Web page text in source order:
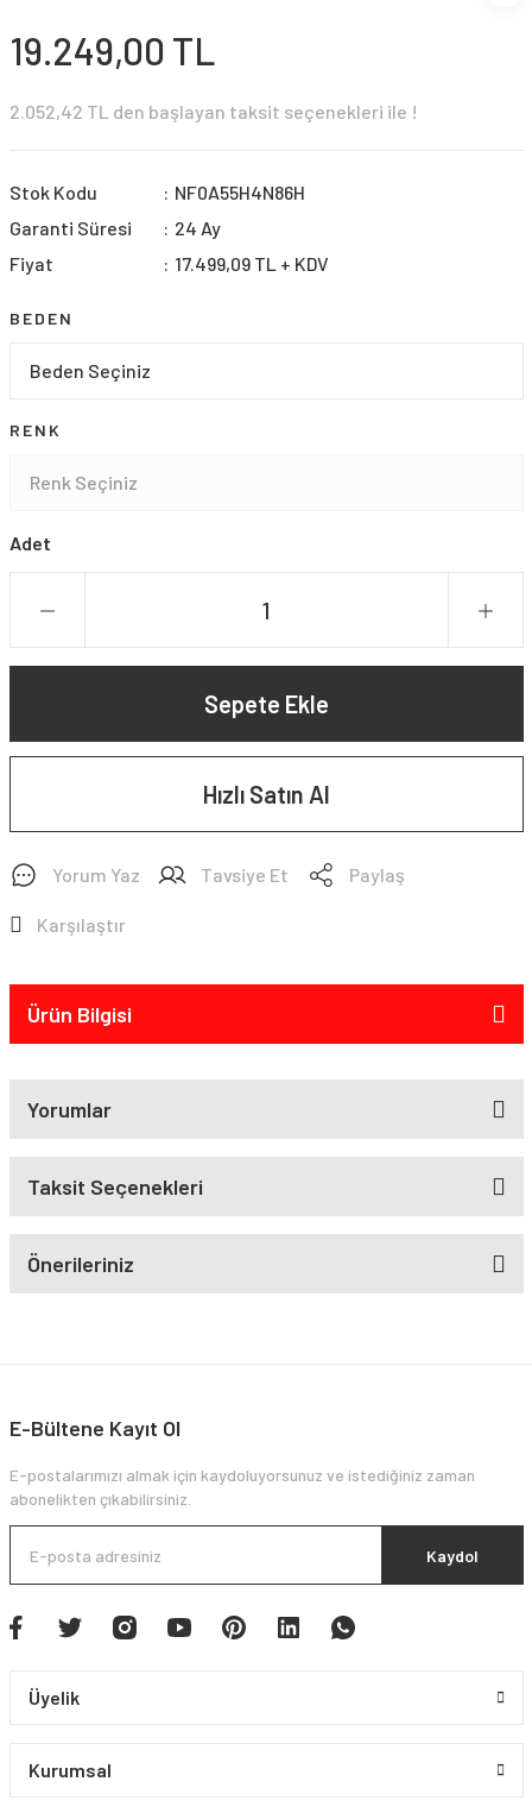
19.249,00 TL
2.052,42 TL den başlayan taksit seçenekleri ile !
Stok Kodu
NF0A55H4N86H
Garanti Süresi
24 Ay
Fiyat
17.499,09 TL + KDV
BEDEN
RENK
Adet
Sepete Ekle
Hızlı Satın Al
Yorum Yaz Tavsiye Et Paylaş
Karşılaştır
Ürün Bilgisi
Yorumlar
Taksit Seçenekleri
Önerileriniz
E-Bültene Kayıt Ol
E-postalarımızı almak için kaydoluyorsunuz ve istediğiniz zaman
abonelikten çıkabilirsiniz.
Kaydol
Üyelik
Kurumsal